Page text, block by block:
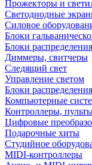
Прожекторы и
Светодиодные
Силовое
Блоки
Блоки
Диммеры, свитчеры
Следящий свет
Управление светом
Блоки
Компьютерные
Контроллеры,
Цифровые
Подарочные хиты
Студийное
MIDI-контроллеры